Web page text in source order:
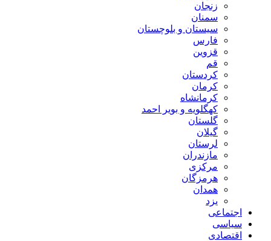
زنجان
سمنان
سیستان و بلوچستان
فارس
قزوین
قم
کردستان
کرمان
کرمانشاه
کهگلویه و بویر احمد
گلستان
گیلان
لرستان
مازندران
مرکزی
هرمزگان
همدان
یزد
اجتماعی
سیاسی
اقتصادی